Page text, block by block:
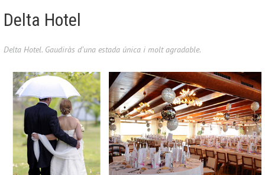
Delta Hotel
Delta Hotel. Gaudiràs d’una estada única i molt agradable.